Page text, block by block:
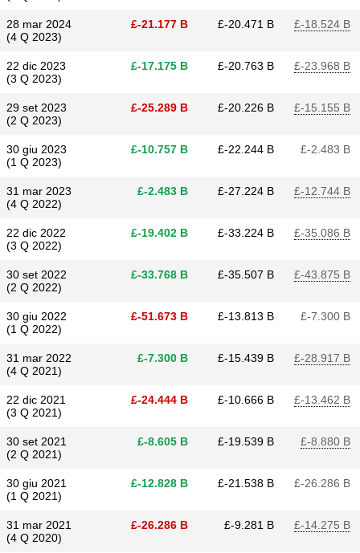
28 mar 2024
(4 Q 2023)
£​-21.177 B £​-20.471 B £​-18.524 B
22 dic 2023
(3 Q 2023)
£​-17.175 B £​-20.763 B £​-23.968 B
29 set 2023
(2 Q 2023)
£​-25.289 B £​-20.226 B £​-15.155 B
30 giu 2023
(1 Q 2023)
£​-10.757 B £​-22.244 B £​-2.483 B
31 mar 2023
(4 Q 2022)
£​-2.483 B £​-27.224 B £​-12.744 B
22 dic 2022
(3 Q 2022)
£​-19.402 B £​-33.224 B £​-35.086 B
30 set 2022
(2 Q 2022)
£​-33.768 B £​-35.507 B £​-43.875 B
30 giu 2022
(1 Q 2022)
£​-51.673 B £​-13.813 B £​-7.300 B
31 mar 2022
(4 Q 2021)
£​-7.300 B £​-15.439 B £​-28.917 B
22 dic 2021
(3 Q 2021)
£​-24.444 B £​-10.666 B £​-13.462 B
30 set 2021
(2 Q 2021)
£​-8.605 B £​-19.539 B £​-8.880 B
30 giu 2021
(1 Q 2021)
£​-12.828 B £​-21.538 B £​-26.286 B
31 mar 2021
(4 Q 2020)
£​-26.286 B £​-9.281 B £​-14.275 B